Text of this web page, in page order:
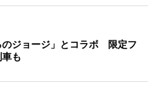
のジョージ」とコラボ 限定フ
も